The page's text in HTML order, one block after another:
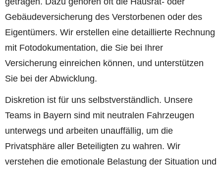
Gebäudeversicherung des Verstorbenen oder des
Eigentümers. Wir erstellen eine detaillierte Rechnung
mit Fotodokumentation, die Sie bei Ihrer
Versicherung einreichen können, und unterstützen
Sie bei der Abwicklung.
Diskretion ist für uns selbstverständlich. Unsere
Teams in Bayern sind mit neutralen Fahrzeugen
unterwegs und arbeiten unauffällig, um die
Privatsphäre aller Beteiligten zu wahren. Wir
verstehen die emotionale Belastung der Situation und